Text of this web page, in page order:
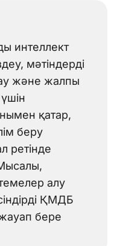
интеллект
мәтіндерді
және жалпы
қатар,
беру
ретінде
алу
ҚМДБ
бере